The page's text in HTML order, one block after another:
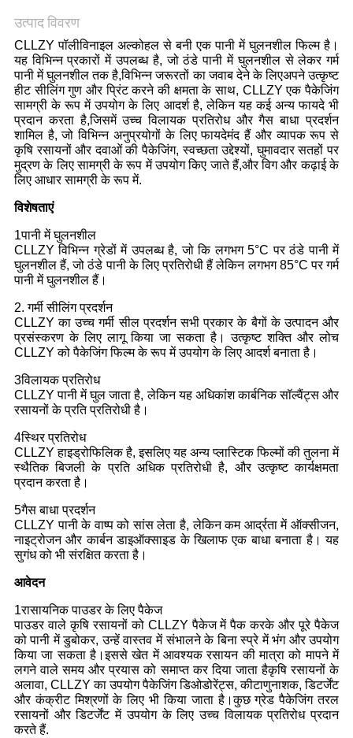
उत्पाद विवरण
CLLZY पॉलीविनाइल अल्कोहल से बनी एक पानी में घुलनशील फिल्म है।
यह विभिन्न प्रकारों में उपलब्ध है, जो ठंडे पानी में घुलनशील से लेकर गर्म
पानी में घुलनशील तक है,विभिन्न जरूरतों का जवाब देने के लिएअपने उत्कृष्ट
हीट सीलिंग गुण और प्रिंट करने की क्षमता के साथ, CLLZY एक पैकेजिंग
सामग्री के रूप में उपयोग के लिए आदर्श है, लेकिन यह कई अन्य फायदे भी
प्रदान करता है,जिसमें उच्च विलायक प्रतिरोध और गैस बाधा प्रदर्शन
शामिल है, जो विभिन्न अनुप्रयोगों के लिए फायदेमंद हैं और व्यापक रूप से
कृषि रसायनों और दवाओं की पैकेजिंग, स्वच्छता उद्देश्यों, घुमावदार सतहों पर
मुद्रण के लिए सामग्री के रूप में उपयोग किए जाते हैं,और विग और कढ़ाई के
लिए आधार सामग्री के रूप में.
विशेषताएं
1पानी में घुलनशील
CLLZY विभिन्न ग्रेडों में उपलब्ध है, जो कि लगभग 5°C पर ठंडे पानी में
घुलनशील हैं, जो ठंडे पानी के लिए प्रतिरोधी हैं लेकिन लगभग 85°C पर गर्म
पानी में घुलनशील हैं।
2. गर्मी सीलिंग प्रदर्शन
CLLZY का उच्च गर्मी सील प्रदर्शन सभी प्रकार के बैगों के उत्पादन और
प्रसंस्करण के लिए लागू किया जा सकता है। उत्कृष्ट शक्ति और लोच
CLLZY को पैकेजिंग फिल्म के रूप में उपयोग के लिए आदर्श बनाता है।
3विलायक प्रतिरोध
CLLZY पानी में घुल जाता है, लेकिन यह अधिकांश कार्बनिक सॉल्वैंट्स और
रसायनों के प्रति प्रतिरोधी है।
4स्थिर प्रतिरोध
CLLZY हाइड्रोफिलिक है, इसलिए यह अन्य प्लास्टिक फिल्मों की तुलना में
स्थैतिक बिजली के प्रति अधिक प्रतिरोधी है, और उत्कृष्ट कार्यक्षमता
प्रदान करता है।
5गैस बाधा प्रदर्शन
CLLZY पानी के वाष्प को सांस लेता है, लेकिन कम आर्द्रता में ऑक्सीजन,
नाइट्रोजन और कार्बन डाइऑक्साइड के खिलाफ एक बाधा बनाता है। यह
सुगंध को भी संरक्षित करता है।
आवेदन
1रासायनिक पाउडर के लिए पैकेज
पाउडर वाले कृषि रसायनों को CLLZY पैकेज में पैक करके और पूरे पैकेज
को पानी में डुबोकर, उन्हें वास्तव में संभालने के बिना स्प्रे में भंग और उपयोग
किया जा सकता है।इससे खेत में आवश्यक रसायन की मात्रा को मापने में
लगने वाले समय और प्रयास को समाप्त कर दिया जाता हैकृषि रसायनों के
अलावा, CLLZY का उपयोग पैकेजिंग डिओडोरेंट्स, कीटाणुनाशक, डिटर्जेंट
और कंक्रीट मिश्रणों के लिए भी किया जाता है।कुछ ग्रेड पैकेजिंग तरल
रसायनों और डिटर्जेंट में उपयोग के लिए उच्च विलायक प्रतिरोध प्रदान
करते हैं.